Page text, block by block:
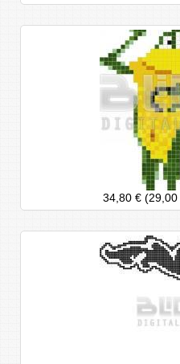
34,80 €